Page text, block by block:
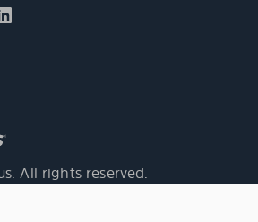
All rights reserved.